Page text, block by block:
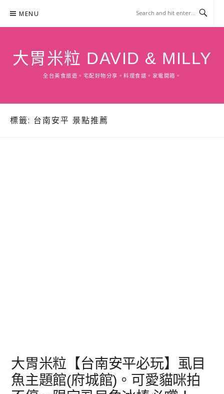
content
MENU
大胃米粒 DAVID & MILLY
全台美食旅遊。宅配好物分享。料理食譜。家電開箱。
標籤: 台南安平 景點推薦
大胃米粒【台南安平必玩】虱目
魚主題館(府城館)。可愛貓咪拍